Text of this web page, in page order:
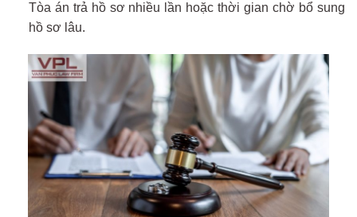
Tòa án trả hồ sơ nhiều lần hoặc thời gian chờ bổ sung
hồ sơ lâu.